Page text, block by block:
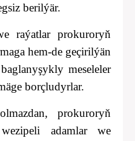
berilýär.
raýatlar prokuroryň
hem-de geçirilýän
meseleler
borçludyrlar.
prokuroryň
adamlar we